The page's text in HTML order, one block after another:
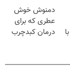
تخفیف)
دمنوش خوش
عطری که برای
درمان کبدچرب